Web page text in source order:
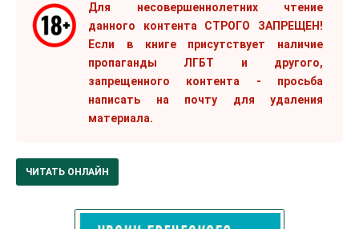
Для несовершеннолетних чтение
данного контента СТРОГО ЗАПРЕЩЕН!
Если в книге присутствует наличие
пропаганды ЛГБТ и другого,
запрещенного контента - просьба
написать на почту для удаления
материала.
ЧИТАТЬ ОНЛАЙН